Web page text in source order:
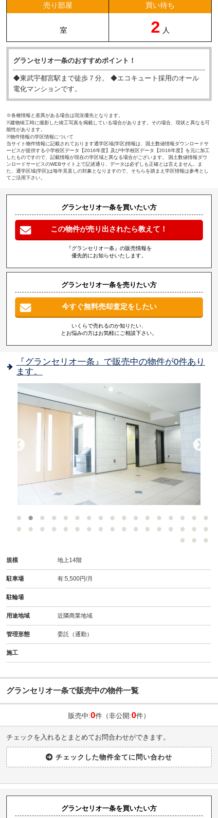
売り部屋
室
買い待ち
2 人
グランセリオ一条のおすすめポイント！
◆東武宇都宮駅まで徒歩７分。 ◆エコキュート採用のオール
電化マンションです。
※各種情報と差異がある場合は現況優先となります。
※建物竣工時に撮影した竣工写真を掲載している場合があります。その場合、現状と異なる可
能性があります。
※物件情報の学区情報について
当サイト物件情報に記載されております通学区域(学区)情報は、国土数値情報ダウンロードサ
ービスが提供する小学校区データ【2016年度】及び中学校区データ【2016年度】を元に加工
したものですので、記載情報が現在の学区域と異なる場合がございます。 国土数値情報ダウ
ンロードサービスのWEBサイト上で記述通り、データは必ずしも正確とは言えません。ま
た、通学区域(学区)は毎年見直しの対象となりますので、そちらを踏まえ学区情報は参考とし
てご活用下さい。
グランセリオ一条を買いたい方
この物件が売り出されたら教えて！
『グランセリオ一条』の販売情報を
優先的にお知らせいたします。
グランセリオ一条を売りたい方
今すぐ無料売却査定をしたい
いくらで売れるのか知りたい、
とお悩みの方はお気軽にご相談下さい。
『グランセリオ一条』で販売中の物件が0件あり
ます。
規模 地上14階
駐車場 有:5,500円/月
駐輪場
用途地域 近隣商業地域
管理形態 委託（通勤）
施工
グランセリオ一条で販売中の物件一覧
販売中:0件（非公開:0件）
チェックを入れるとまとめてお問合わせができます。
グランセリオ一条を買いたい方